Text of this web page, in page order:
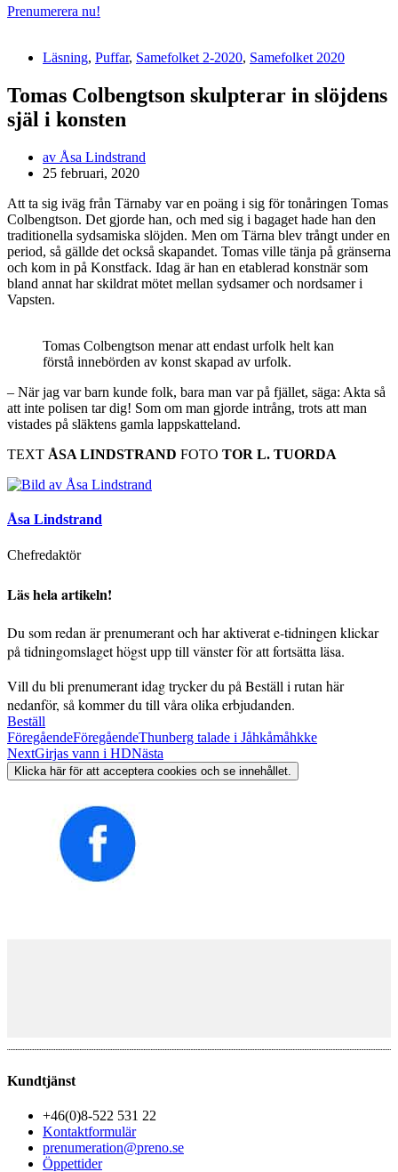
Prenumerera nu!
Läsning, Puffar, Samefolket 2-2020, Samefolket 2020
Tomas Colbengtson skulpterar in slöjdens
själ i konsten
av Åsa Lindstrand
25 februari, 2020
Att ta sig iväg från Tärnaby var en poäng i sig för tonåringen Tomas
Colbengtson. Det gjorde han, och med sig i bagaget hade han den
traditionella sydsamiska slöjden. Men om Tärna blev trångt under en
period, så gällde det också skapandet. Tomas ville tänja på gränserna
och kom in på Konstfack. Idag är han en etablerad konstnär som
bland annat har skildrat mötet mellan sydsamer och nordsamer i
Vapsten.
Tomas Colbengtson menar att endast urfolk helt kan
förstå innebörden av konst skapad av urfolk.
– När jag var barn kunde folk, bara man var på fjället, säga: Akta så
att inte polisen tar dig! Som om man gjorde intrång, trots att man
vistades på släktens gamla lappskatteland.
TEXT ÅSA LINDSTRAND FOTO TOR L. TUORDA
Åsa Lindstrand
Chefredaktör
Läs hela artikeln!
Du som redan är prenumerant och har aktiverat e-tidningen klickar
på tidningomslaget högst upp till vänster för att fortsätta läsa.
Vill du bli prenumerant idag trycker du på Beställ i rutan här
nedanför, så kommer du till våra olika erbjudanden.
Beställ
FöregåendeFöregåendeThunberg talade i Jåhkåmåhkke
NextGirjas vann i HDNästa
Klicka här för att acceptera cookies och se innehållet.
Kundtjänst
+46(0)8-522 531 22
Kontaktformulär
prenumeration@preno.se
Öppettider